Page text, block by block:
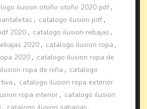
ilusion otoño otoño 2020 pdf ,
, catalogo ilusion pdf ,
2020 , catalogo ilusion rebajas ,
2020 , catalogo ilusion ropa ,
2020 , catalogo ilusion ropa de
ropa de niña , catalogo
, catalogo ilusion ropa exterior
ropa interior , catalogo ilusion
, catalogo ilusion sabanas ,